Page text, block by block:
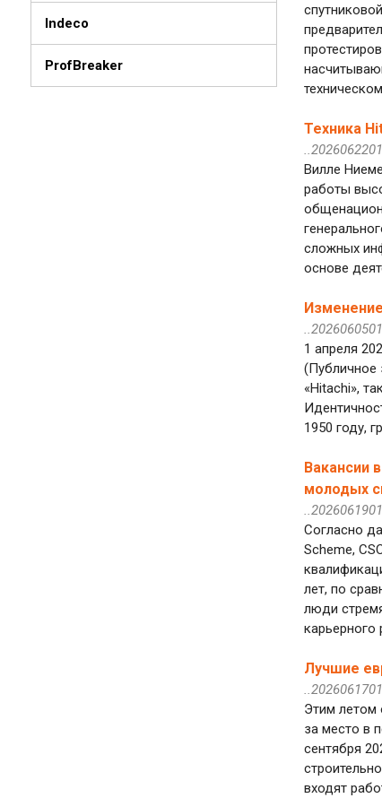
Indeco
ProfBreaker
Техника
..2026062201
Вилле
работы
сложных
основе
..2026060501
1 апреля
(Публичное
«Hitachi»,
1950 году,
Вакансии
молодых
..2026061901
Согласно
Scheme,
лет, по
люди
карьерного
Лучшие
..2026061701
Этим летом
за место в
сентября
входят